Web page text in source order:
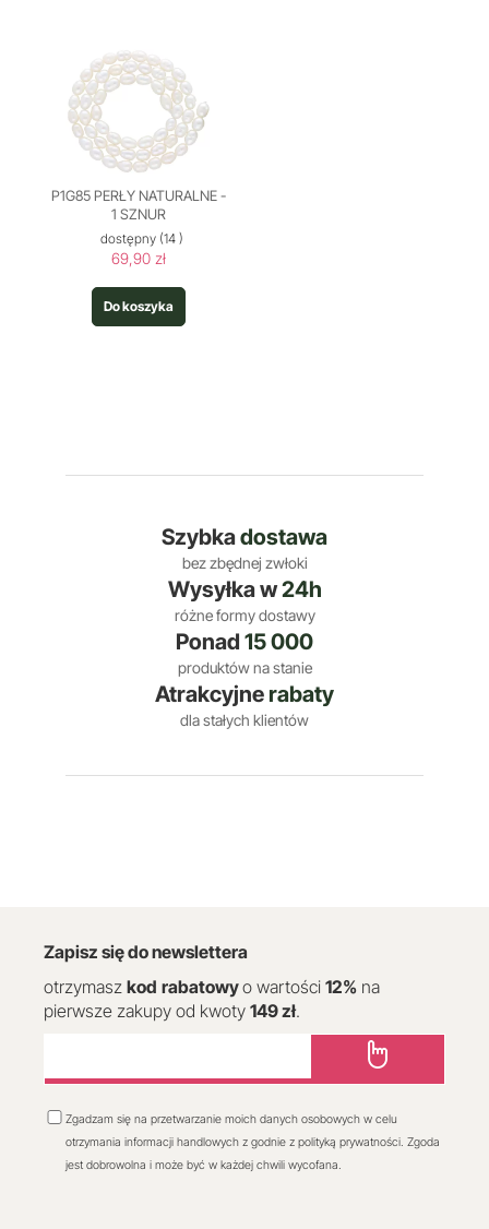
P1G85 PERŁY NATURALNE -
1 SZNUR
dostępny(14 )
69,90 zł
Do koszyka
Szybkadostawa
bez zbędnej zwłoki
Wysyłka w24h
różne formy dostawy
Ponad 15 000
produktów na stanie
Atrakcyjnerabaty
dla stałych klientów
Zapisz się do newslettera
otrzymasz kod rabatowyo wartości 12% na
pierwsze zakupy od kwoty 149 zł.
Zgadzam się na przetwarzanie moich danych osobowych w celu
otrzymania informacji handlowych z godnie z polityką prywatności. Zgoda
jest dobrowolna i może być w każdej chwili wycofana.